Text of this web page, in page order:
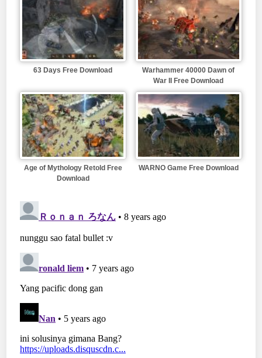
63 Days Free Download
Warhammer 40000 Dawn of
War II Free Download
Age of Mythology Retold Free
Download
WARNO Game Free Download